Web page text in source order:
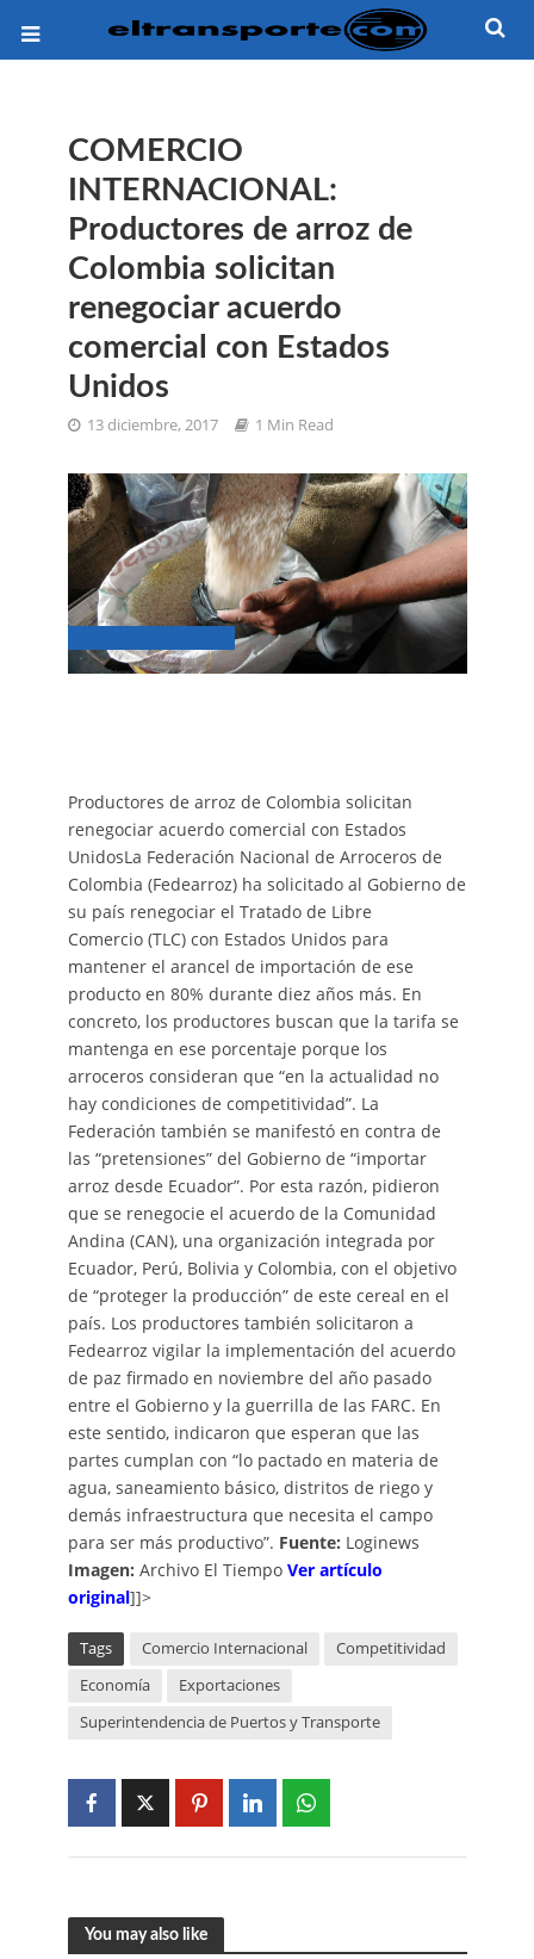
COMERCIO
INTERNACIONAL:
Productores de arroz de
Colombia solicitan
renegociar acuerdo
comercial con Estados
Unidos
13 diciembre, 2017 1 Min Read
Productores de arroz de Colombia solicitan
renegociar acuerdo comercial con Estados
UnidosLa Federación Nacional de Arroceros de
Colombia (Fedearroz) ha solicitado al Gobierno de
su país renegociar el Tratado de Libre
Comercio (TLC) con Estados Unidos para
mantener el arancel de importación de ese
producto en 80% durante diez años más. En
concreto, los productores buscan que la tarifa se
mantenga en ese porcentaje porque los
arroceros consideran que “en la actualidad no
hay condiciones de competitividad”. La
Federación también se manifestó en contra de
las “pretensiones” del Gobierno de “importar
arroz desde Ecuador”. Por esta razón, pidieron
que se renegocie el acuerdo de la Comunidad
Andina (CAN), una organización integrada por
Ecuador, Perú, Bolivia y Colombia, con el objetivo
de “proteger la producción” de este cereal en el
país. Los productores también solicitaron a
Fedearroz vigilar la implementación del acuerdo
de paz firmado en noviembre del año pasado
entre el Gobierno y la guerrilla de las FARC. En
este sentido, indicaron que esperan que las
partes cumplan con “lo pactado en materia de
agua, saneamiento básico, distritos de riego y
demás infraestructura que necesita el campo
para ser más productivo”. Fuente: Loginews
Imagen: Archivo El Tiempo Ver artículo
original]]>
Tags Comercio Internacional
Competitividad
Economía
Exportaciones
Superintendencia de Puertos y Transporte
You may also like